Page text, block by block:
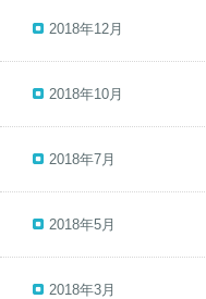
2018年12月
2018年10月
2018年7月
2018年5月
2018年3月